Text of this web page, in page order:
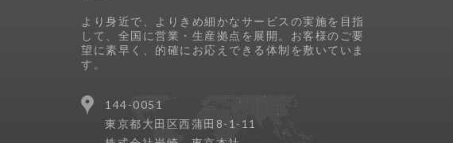
より身近で、よりきめ細かなサービスの実施を目指
して、全国に営業・生産拠点を展開。お客様のご要
望に素早く、的確にお応えできる体制を敷いていま
す。
144-0051
東京都大田区西蒲田8-1-11